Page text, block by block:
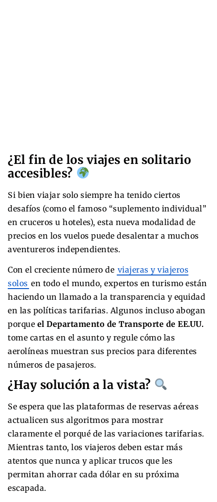
¿El fin de los viajes en solitario
accesibles?
Si bien viajar solo siempre ha tenido ciertos
desafíos (como el famoso “suplemento individual”
en cruceros u hoteles), esta nueva modalidad de
precios en los vuelos puede desalentar a muchos
aventureros independientes.
Con el creciente número de viajeras y viajeros
solos en todo el mundo, expertos en turismo están
haciendo un llamado a la transparencia y equidad
en las políticas tarifarias. Algunos incluso abogan
porque el Departamento de Transporte de EE.UU.
tome cartas en el asunto y regule cómo las
aerolíneas muestran sus precios para diferentes
números de pasajeros.
¿Hay solución a la vista?
Se espera que las plataformas de reservas aéreas
actualicen sus algoritmos para mostrar
claramente el porqué de las variaciones tarifarias.
Mientras tanto, los viajeros deben estar más
atentos que nunca y aplicar trucos que les
permitan ahorrar cada dólar en su próxima
escapada.